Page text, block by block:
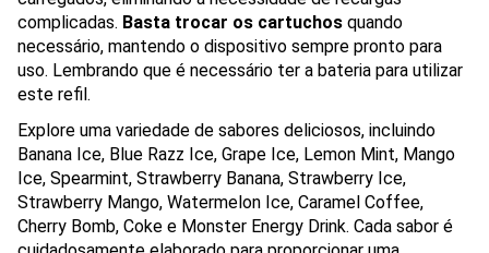
complicadas. Basta trocar os cartuchos quando
necessário, mantendo o dispositivo sempre pronto para
uso. Lembrando que é necessário ter a bateria para utilizar
este refil.
Explore uma variedade de sabores deliciosos, incluindo
Banana Ice, Blue Razz Ice, Grape Ice, Lemon Mint, Mango
Ice, Spearmint, Strawberry Banana, Strawberry Ice,
Strawberry Mango, Watermelon Ice, Caramel Coffee,
Cherry Bomb, Coke e Monster Energy Drink. Cada sabor é